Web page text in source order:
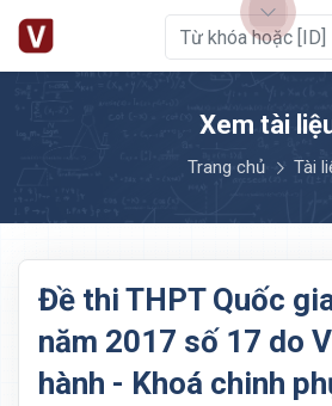
Xem tài
Trang chủ Tài
Đề thi THPT Quốc
năm 2017 số 17 do
hành - Khoá chinh